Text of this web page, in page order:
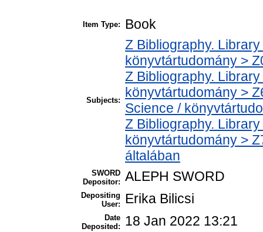
Item Type: Book
Subjects:
Z Bibliography.
könyvtártudomány >
Z Bibliography.
könyvtártudomány >
Science /
Z Bibliography.
könyvtártudomány >
általában
SWORD
Depositor: ALEPH SWORD
Depositing
User:
Erika Bilicsi
Date
Deposited:
18 Jan 2022 13:21